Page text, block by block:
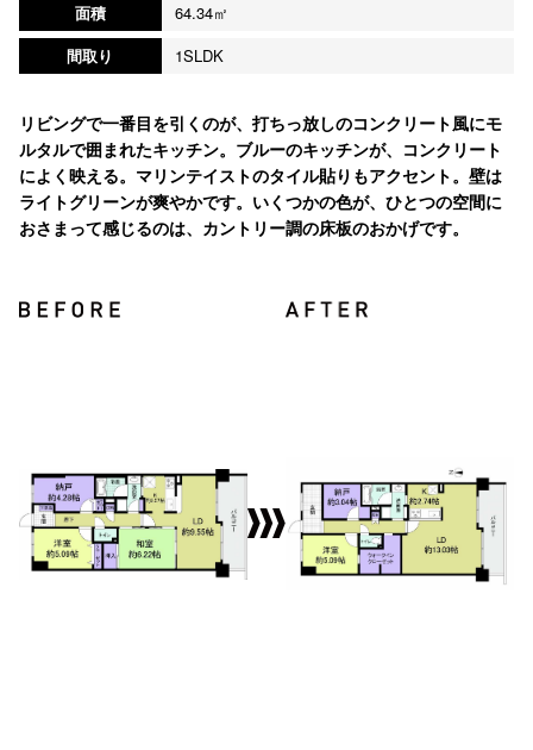
面積
64.34㎡
間取り
1SLDK
リビングで一番目を引くのが、打ちっ放しのコンクリート風にモ
ルタルで囲まれたキッチン。ブルーのキッチンが、コンクリート
によく映える。マリンテイストのタイル貼りもアクセント。壁は
ライトグリーンが爽やかです。いくつかの色が、ひとつの空間に
おさまって感じるのは、カントリー調の床板のおかげです。